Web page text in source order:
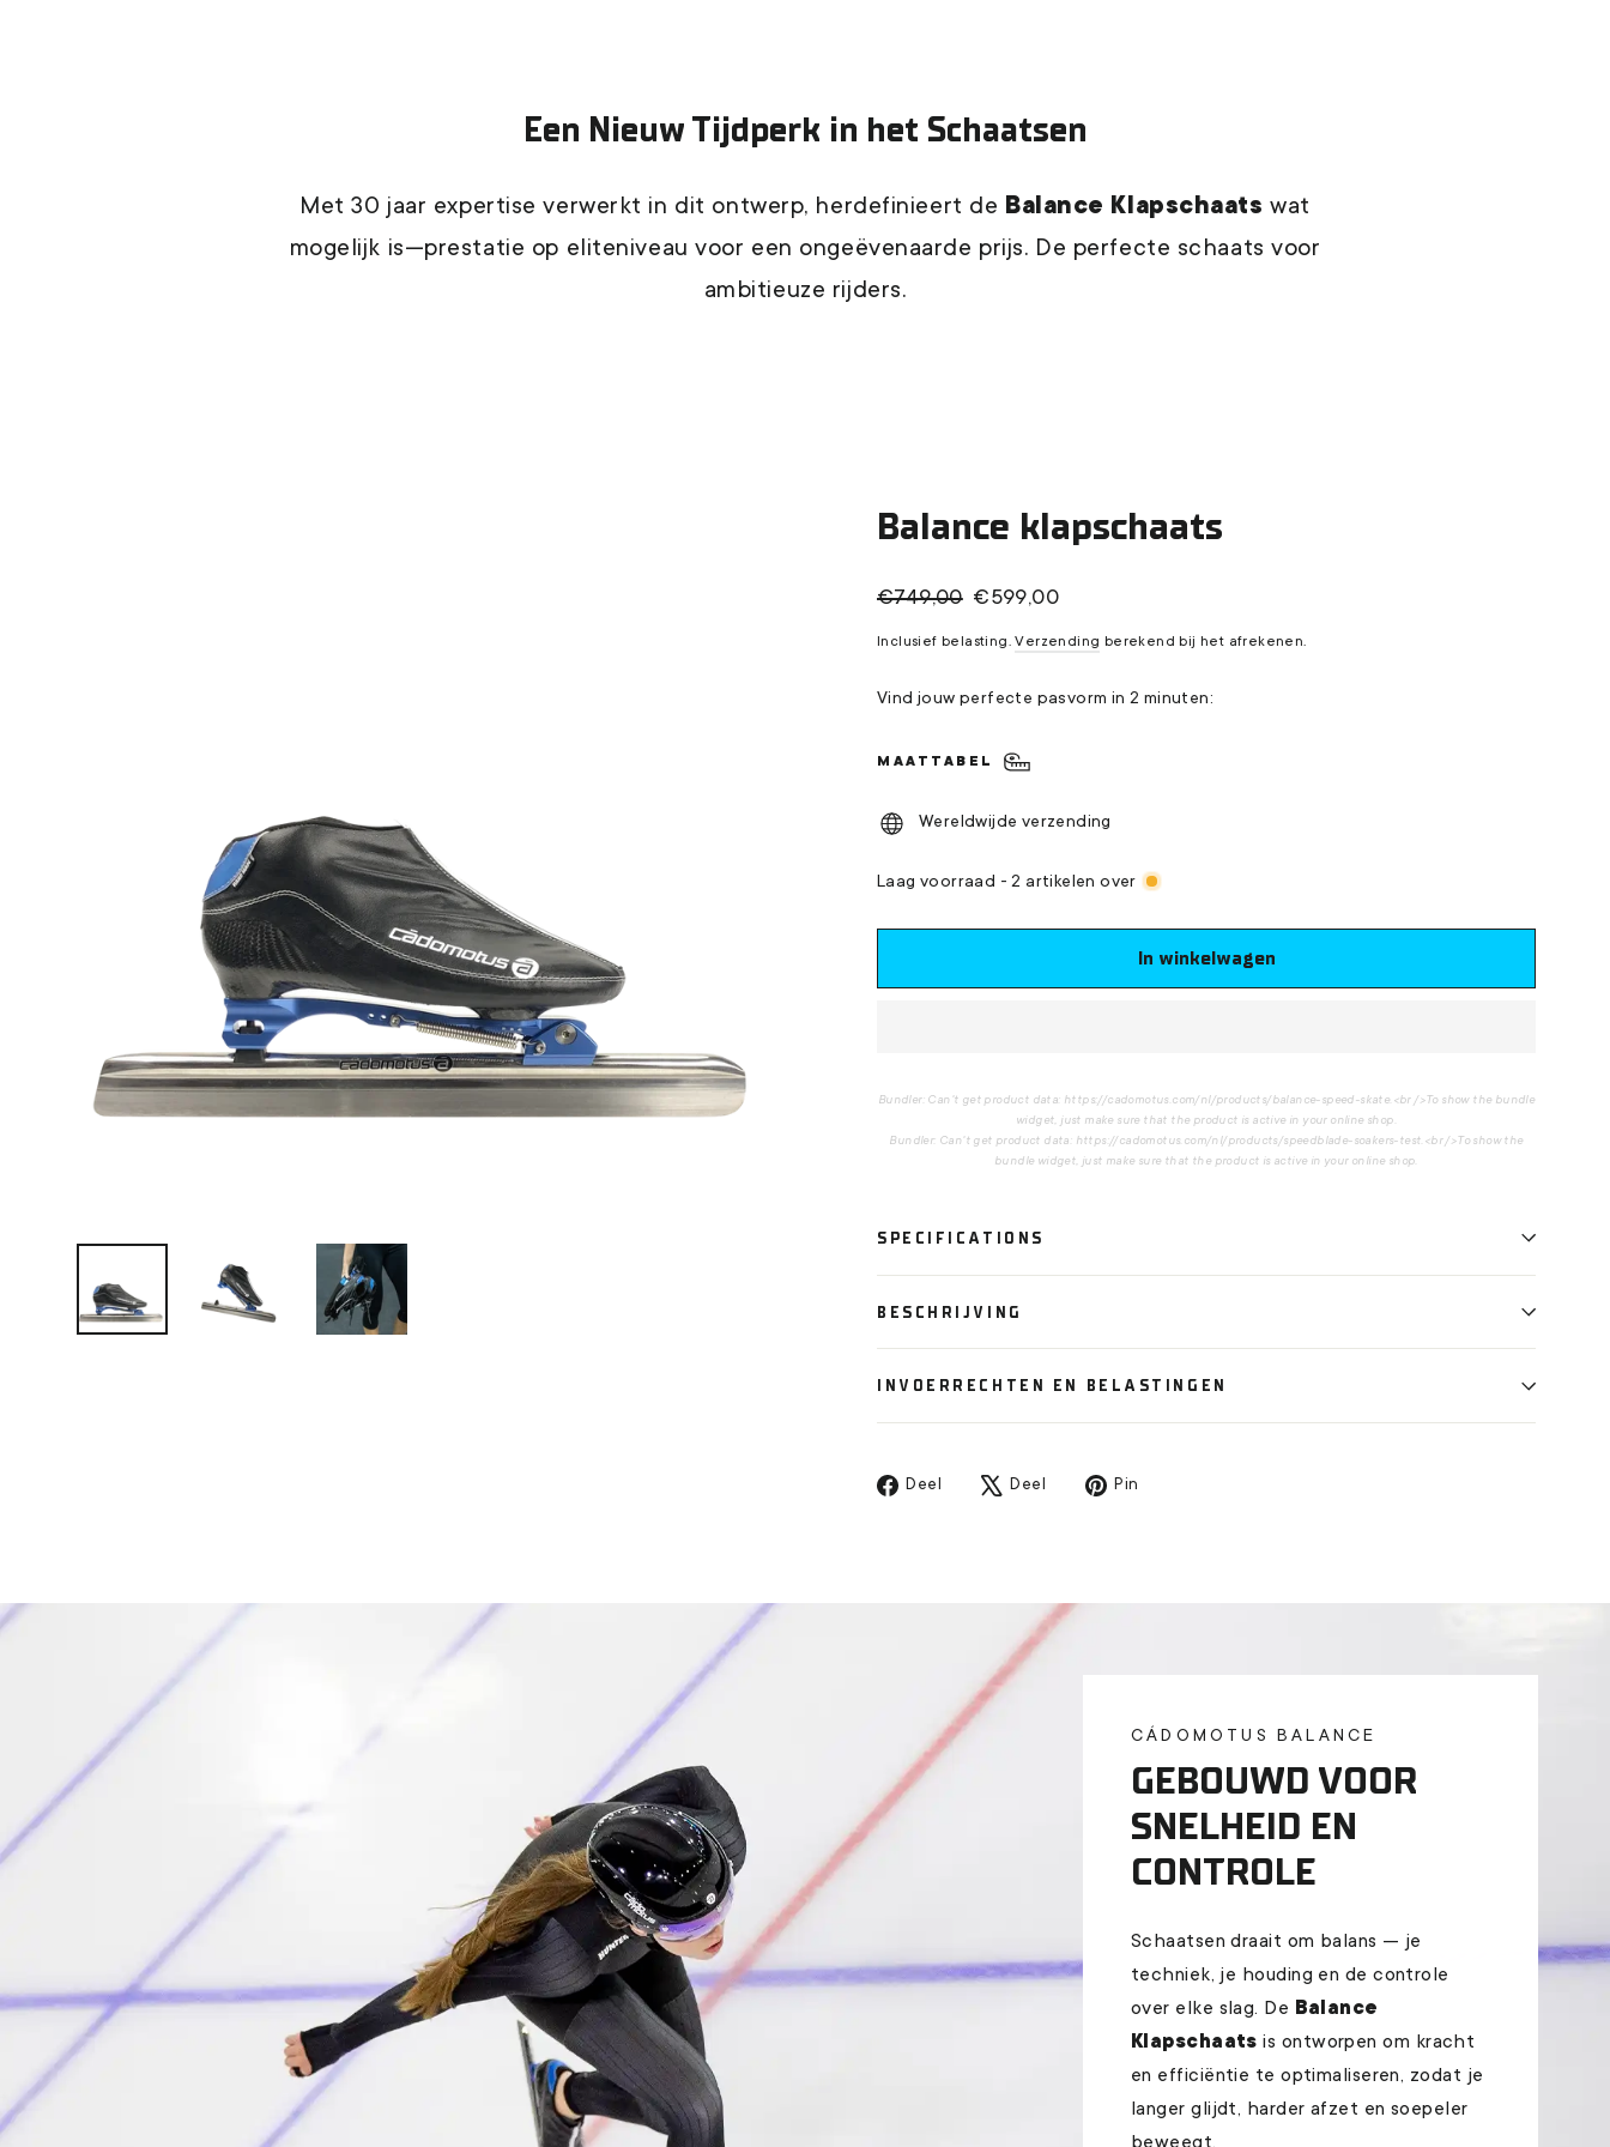
Een Nieuw Tijdperk in het Schaatsen
Met 30 jaar expertise verwerkt in dit ontwerp, herdefinieert de Balance Klapschaats wat
mogelijk is—prestatie op eliteniveau voor een ongeëvenaarde prijs. De perfecte schaats voor
ambitieuze rijders.
Balance klapschaats
Normale
€749,00 Verkoopprijs
€599,00
Inclusief belasting.Verzending berekend bij het afrekenen.
Vind jouw perfecte pasvorm in 2 minuten:
MAATTABEL
Wereldwijde verzending
Laag voorraad - 2 artikelen over
In winkelwagen
Bundler: Can't get product data: https://cadomotus.com/nl/products/balance-speed-skate.<br />To show the bundle
widget, just make sure that the product is active in your online shop.
Bundler: Can't get product data: https://cadomotus.com/nl/products/speedblade-soakers-test.<br />To show the
bundle widget, just make sure that the product is active in your online shop.
SPECIFICATIONS
BESCHRIJVING
INVOERRECHTEN EN BELASTINGEN
Deel
Deel
Deel
Tweet Pin
CÁDOMOTUS BALANCE
GEBOUWD VOOR
SNELHEID EN
CONTROLE
Schaatsen draait om balans — je
techniek, je houding en de controle
over elke slag. De Balance
Klapschaats is ontworpen om kracht
en efficiëntie te optimaliseren, zodat je
langer glijdt, harder afzet en soepeler